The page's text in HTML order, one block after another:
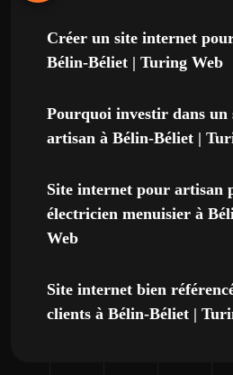
Créer un site internet
Bélin-Béliet | Turing Web
Pourquoi investir dans un
artisan à Bélin-Béliet |
Site internet pour artisan
électricien menuisier à
Web
Site internet bien
clients à Bélin-Béliet |